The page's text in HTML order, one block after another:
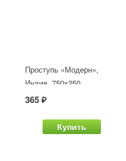
Проступь «Модерн»,
Индия, 750x250
365 ₽
Купить